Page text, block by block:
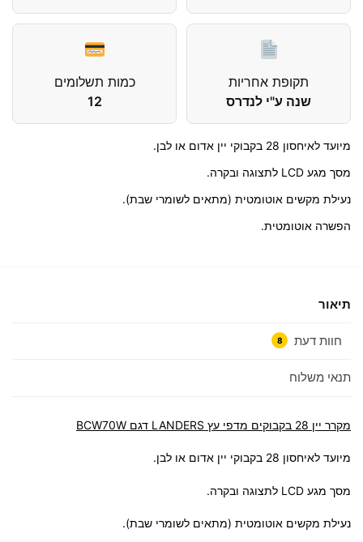
תקופת אחריות
שנה ע"י לנדרס
כמות תשלומים
12
מיועד לאיחסון 28 בקבוקי יין אדום או לבן.
מסך מגע LCD לתצוגה ובקרה.
נעילת מקשים אוטומטית (מתאים לשומרי שבת).
הפשרה אוטומטית.
תיאור
חוות דעת 8
תנאי משלוח
מקרר יין 28 בקבוקים מדפי עץ LANDERS דגם BCW70W
מיועד לאיחסון 28 בקבוקי יין אדום או לבן.
מסך מגע LCD לתצוגה ובקרה.
נעילת מקשים אוטומטית (מתאים לשומרי שבת).